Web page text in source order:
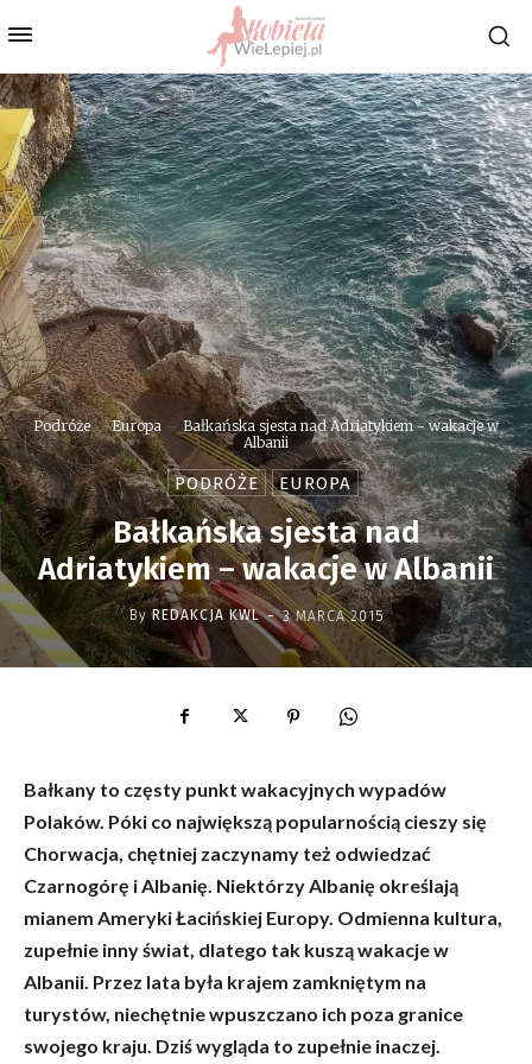
Podróże Europa
Bałkańska sjesta nad Adriatykiem - wakacje w
Albanii
PODRÓŻE EUROPA
Bałkańska sjesta nad
Adriatykiem – wakacje w Albanii
By REDAKCJA KWL - 3 MARCA 2015
Bałkany to częsty punkt wakacyjnych wypadów
Polaków. Póki co największą popularnością cieszy się
Chorwacja, chętniej zaczynamy też odwiedzać
Czarnogórę i Albanię. Niektórzy Albanię określają
mianem Ameryki Łacińskiej Europy. Odmienna kultura,
zupełnie inny świat, dlatego tak kuszą wakacje w
Albanii. Przez lata była krajem zamkniętym na
turystów, niechętnie wpuszczano ich poza granice
swojego kraju. Dziś wygląda to zupełnie inaczej.